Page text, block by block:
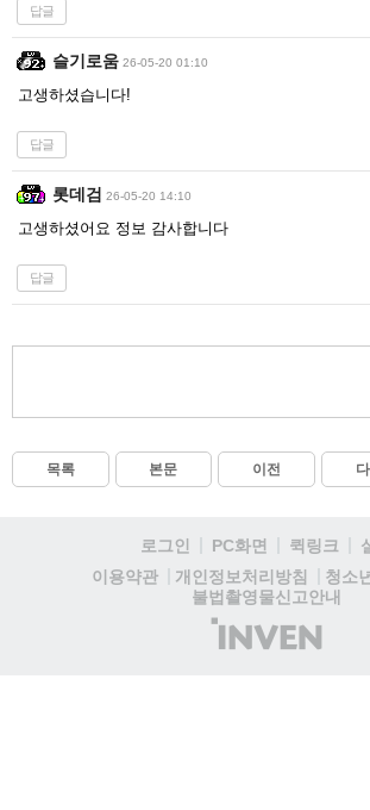
답글
슬기로움 26-05-20 01:10
고생하셨습니다!
답글
롯데검 26-05-20 14:10
고생하셨어요 정보 감사합니다
답글
목록 본문 이전
로그인 PC화면 퀵링크
이용약관
개인정보처리방침
청소
불법촬영물신고안내
(주)
인